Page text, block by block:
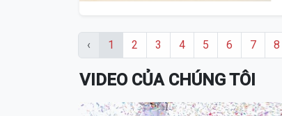
‹ 1 2 3 4 5 6 7 8
VIDEO CỦA CHÚNG TÔI